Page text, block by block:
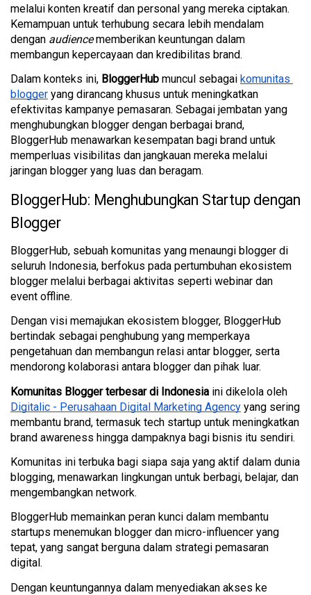
melalui konten kreatif dan personal yang mereka ciptakan.
Kemampuan untuk terhubung secara lebih mendalam
dengan audience memberikan keuntungan dalam
membangun kepercayaan dan kredibilitas brand.
Dalam konteks ini, BloggerHub muncul sebagai komunitas
blogger yang dirancang khusus untuk meningkatkan
efektivitas kampanye pemasaran. Sebagai jembatan yang
menghubungkan blogger dengan berbagai brand,
BloggerHub menawarkan kesempatan bagi brand untuk
memperluas visibilitas dan jangkauan mereka melalui
jaringan blogger yang luas dan beragam.
BloggerHub: Menghubungkan Startup dengan
Blogger
BloggerHub, sebuah komunitas yang menaungi blogger di
seluruh Indonesia, berfokus pada pertumbuhan ekosistem
blogger melalui berbagai aktivitas seperti webinar dan
event offline.
Dengan visi memajukan ekosistem blogger, BloggerHub
bertindak sebagai penghubung yang memperkaya
pengetahuan dan membangun relasi antar blogger, serta
mendorong kolaborasi antara blogger dan pihak luar.
Komunitas Blogger terbesar di Indonesia
Digitalic - Perusahaan Digital Marketing Agency yang sering
membantu brand, termasuk tech startup untuk meningkatkan
brand awareness hingga dampaknya bagi bisnis itu sendiri.
Komunitas ini terbuka bagi siapa saja yang aktif dalam dunia
blogging, menawarkan lingkungan untuk berbagi, belajar, dan
mengembangkan network​​.
BloggerHub memainkan peran kunci dalam membantu
startups menemukan blogger dan micro-influencer yang
tepat, yang sangat berguna dalam strategi pemasaran
digital.
Dengan keuntungannya dalam menyediakan akses ke